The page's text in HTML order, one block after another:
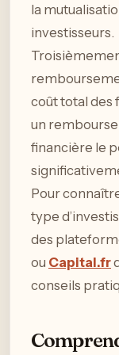
la
investisseurs.
coût total des
un
financière le
Pour
type
des
ou Capital.fr
conseils